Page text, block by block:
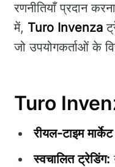
रणनीतियाँ प्रदान
में, Turo Invenza
जो उपयोगकर्ताओं के
Turo
रीयल-टाइम
स्वचालित ट्रेडिंग: